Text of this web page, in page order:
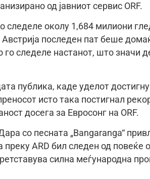
од јавниот сервис ORF.
следеле околу 1,684 милиони
Австрија последен пат беше
следеле настанот, што значи
публика, каде уделот
исто така постигнал
досега за Евросонг на ORF.
со песната „Bangaranga“
ARD бил следен од повеќе
силна меѓународна